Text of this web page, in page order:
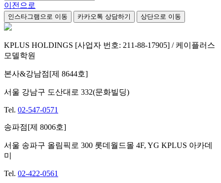
이전으로
인스타그램으로 이동 카카오톡 상담하기 상단으로 이동
KPLUS HOLDINGS [사업자 번호: 211-88-17905] / 케이플러스
모델학원
본사&강남점[제 8644호]
서울 강남구 도산대로 332(문화빌딩)
Tel. 02-547-0571
송파점[제 8006호]
서울 송파구 올림픽로 300 롯데월드몰 4F, YG KPLUS 아카데
미
Tel. 02-422-0561